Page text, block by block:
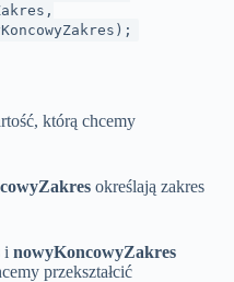
którą chcemy
określają zakres
i nowyKoncowyZakres
przekształcić